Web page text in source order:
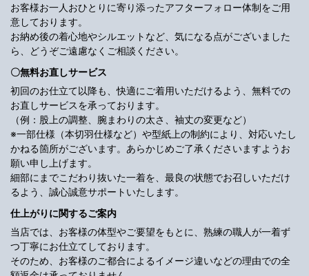
お客様お一人おひとりに寄り添ったアフターフォロー体制をご用
意しております。
お納め後の着心地やシルエットなど、気になる点がございました
ら、どうぞご遠慮なくご相談ください。
〇無料お直しサービス
初回のお仕立て以降も、快適にご着用いただけるよう、無料での
お直しサービスを承っております。
（例：股上の調整、腕まわりの太さ、袖丈の変更など）
※一部仕様（本切羽仕様など）や型紙上の制約により、対応いたし
かねる箇所がございます。あらかじめご了承くださいますようお
願い申し上げます。
細部にまでこだわり抜いた一着を、最良の状態でお召しいただけ
るよう、誠心誠意サポートいたします。
仕上がりに関するご案内
当店では、お客様の体型やご要望をもとに、熟練の職人が一着ず
つ丁寧にお仕立てしております。
そのため、お客様のご都合によるイメージ違いなどの理由での全